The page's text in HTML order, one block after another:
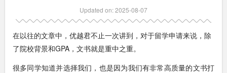
Updated on: 2025-08-07
在以往的文章中，优越君不止一次讲到，对于留学申请来说，除
了院校背景和GPA，文书就是重中之重。
很多同学知道并选择我们，也是因为我们有非常高质量的文书打